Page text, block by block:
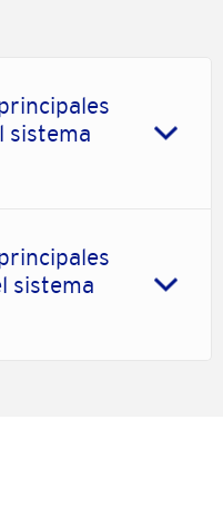
sistema
sistema